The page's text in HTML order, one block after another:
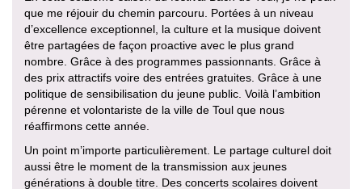
que me réjouir du chemin parcouru. Portées à un niveau
d’excellence exceptionnel, la culture et la musique doivent
être partagées de façon proactive avec le plus grand
nombre. Grâce à des programmes passionnants. Grâce à
des prix attractifs voire des entrées gratuites. Grâce à une
politique de sensibilisation du jeune public. Voilà l’ambition
pérenne et volontariste de la ville de Toul que nous
réaffirmons cette année.
Un point m’importe particulièrement. Le partage culturel doit
aussi être le moment de la transmission aux jeunes
générations à double titre. Des concerts scolaires doivent